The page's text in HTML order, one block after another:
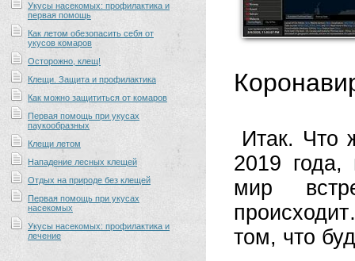
Укусы насекомых: профилактика и
первая помощь
Как летом обезопасить себя от
укусов комаров
Осторожно, клещ!
Клещи. Защита и профилактика
Как можно защититься от комаров
Первая помощь при укусах
паукообразных
Клещи летом
Нападение лесных клещей
Отдых на природе без клещей
Первая помощь при укусах
насекомых
Укусы насекомых: профилактика и
лечение
Итак. Что
2019 года,
мир
том, что